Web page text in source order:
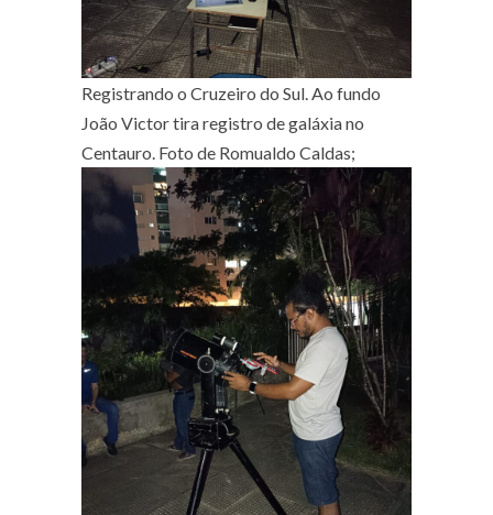
Registrando o Cruzeiro do Sul. Ao fundo
João Victor tira registro de galáxia no
Centauro. Foto de Romualdo Caldas;